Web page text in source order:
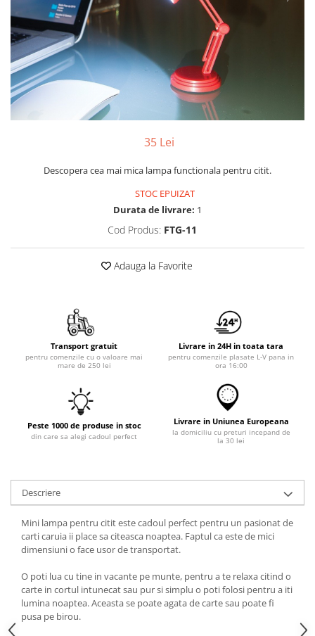
35 Lei
Descopera cea mai mica lampa functionala pentru citit.
STOC EPUIZAT
Durata de livrare: 1
Cod Produs: FTG-11
Adauga la Favorite
Transport gratuit
pentru comenzile cu o valoare mai
mare de 250 lei
Livrare in 24H in toata tara
pentru comenzile plasate L-V pana in
ora 16:00
Peste 1000 de produse in stoc
din care sa alegi cadoul perfect
Livrare in Uniunea Europeana
la domiciliu cu preturi incepand de
la 30 lei
Descriere
Mini lampa pentru citit este cadoul perfect pentru un pasionat de
carti caruia ii place sa citeasca noaptea. Faptul ca este de mici
dimensiuni o face usor de transportat.
O poti lua cu tine in vacante pe munte, pentru a te relaxa citind o
carte in cortul intunecat sau pur si simplu o poti folosi pentru a iti
lumina noaptea. Aceasta se poate agata de carte sau poate fi
pusa pe birou.